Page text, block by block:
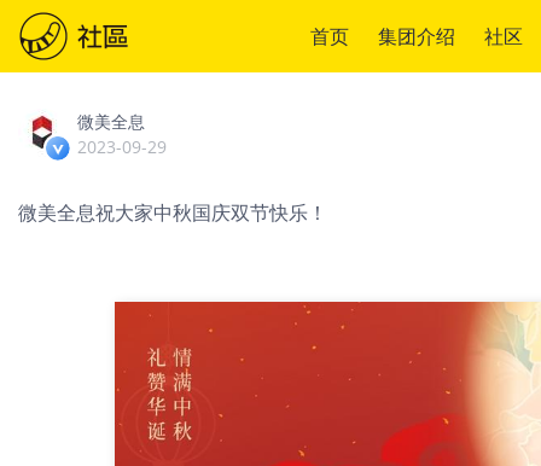
首页 集团介绍 社区
微美全息
2023-09-29
微美全息祝大家中秋国庆双节快乐！